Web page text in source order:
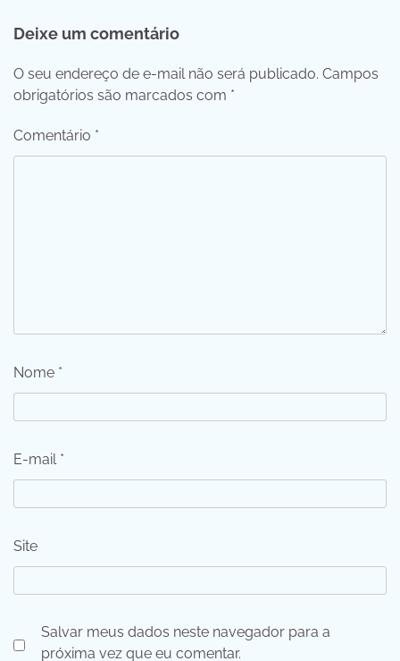
Deixe um comentário
O seu endereço de e-mail não será publicado. Campos
obrigatórios são marcados com *
Comentário *
Nome *
E-mail *
Site
Salvar meus dados neste navegador para a
próxima vez que eu comentar.